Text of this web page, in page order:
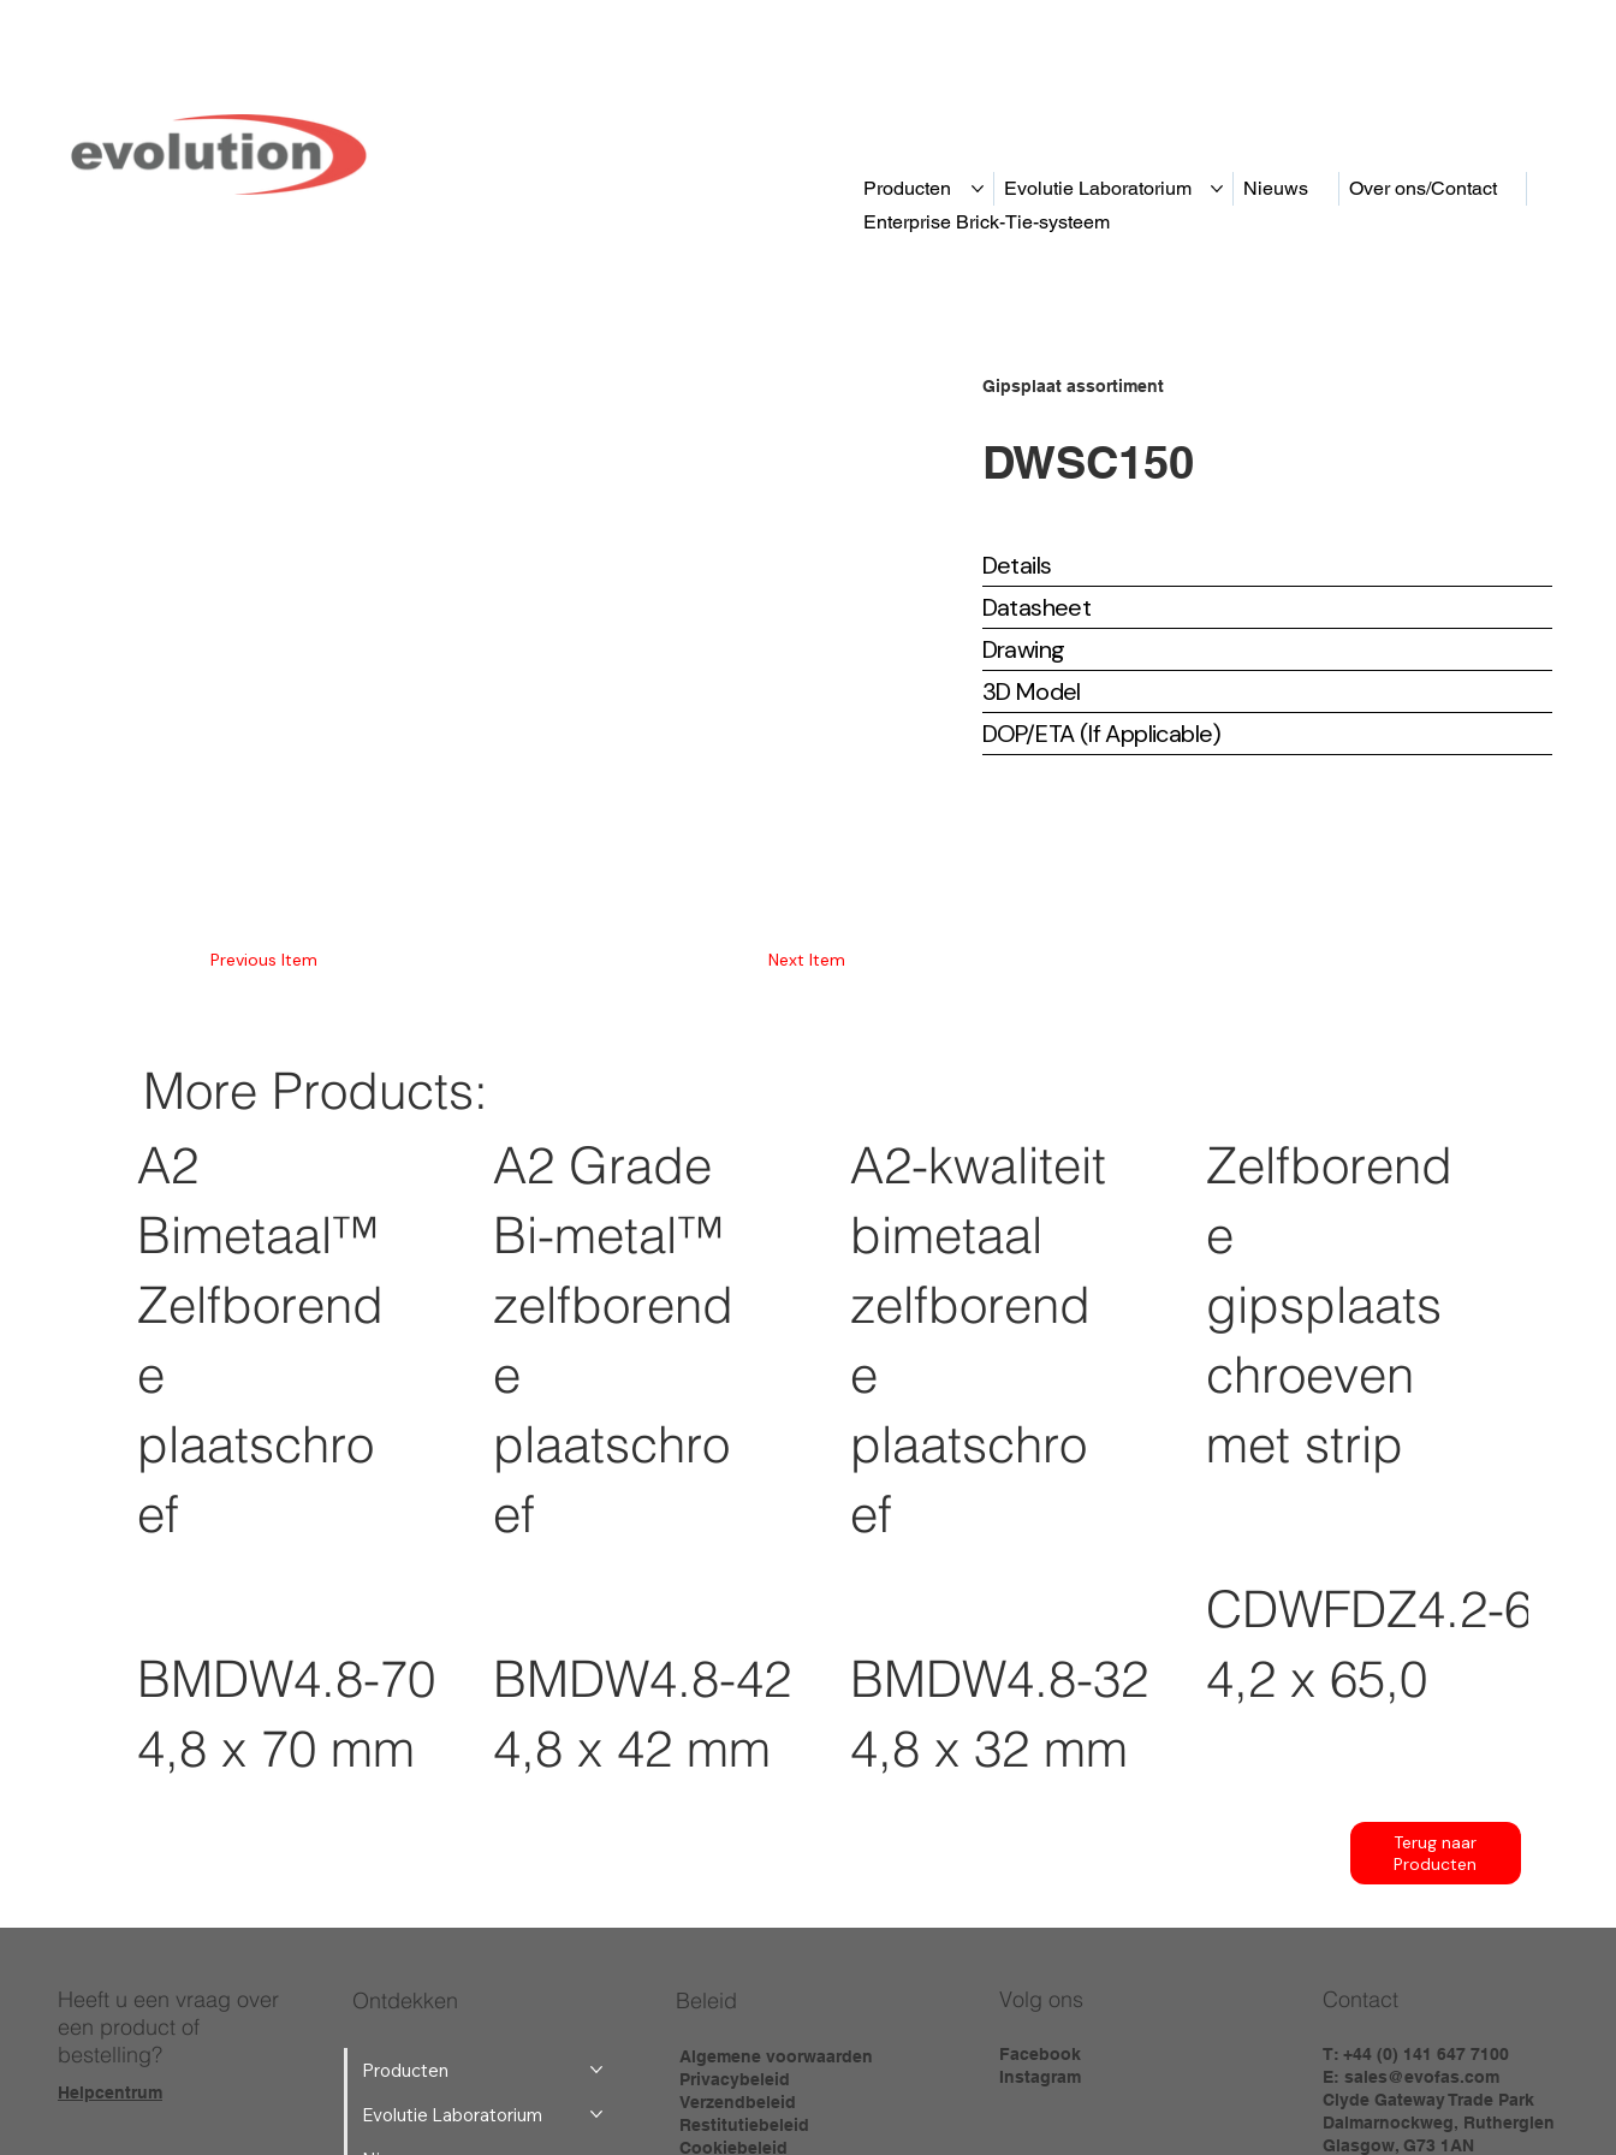
Producten Evolutie Laboratorium Nieuws
Over ons/Contact
Enterprise Brick-Tie-systeem
Previous Item Next Item
Gipsplaat assortiment
DWSC150
Details
Datasheet
Drawing
3D Model
DOP/ETA (If Applicable)
More Products:
A2
Bimetaal™
Zelfborend
e
plaatschro
ef
BMDW4.8-70
4,8 x 70 mm
A2 Grade
Bi-metal™
zelfborend
e
plaatschro
ef
BMDW4.8-42
4,8 x 42 mm
A2-kwaliteit
bimetaal
zelfborend
e
plaatschro
ef
BMDW4.8-32
4,8 x 32 mm
Zelfborend
e
gipsplaats
chroeven
met strip
CDWFDZ4.2-65
4,2 x 65,0
Terug naar
Producten
Heeft u een vraag over
een product of
bestelling?
Helpcentrum
Ontdekken
Producten
Evolutie Laboratorium
Beleid
Algemene voorwaarden
Privacybeleid
Verzendbeleid
Restitutiebeleid
Cookiebeleid
Volg ons
Facebook
Instagram
Contact
T: +44 (0) 141 647 7100
E:sales@evofas.com
Clyde Gateway Trade Park
Dalmarnockweg, Rutherglen
Glasgow, G73 1AN